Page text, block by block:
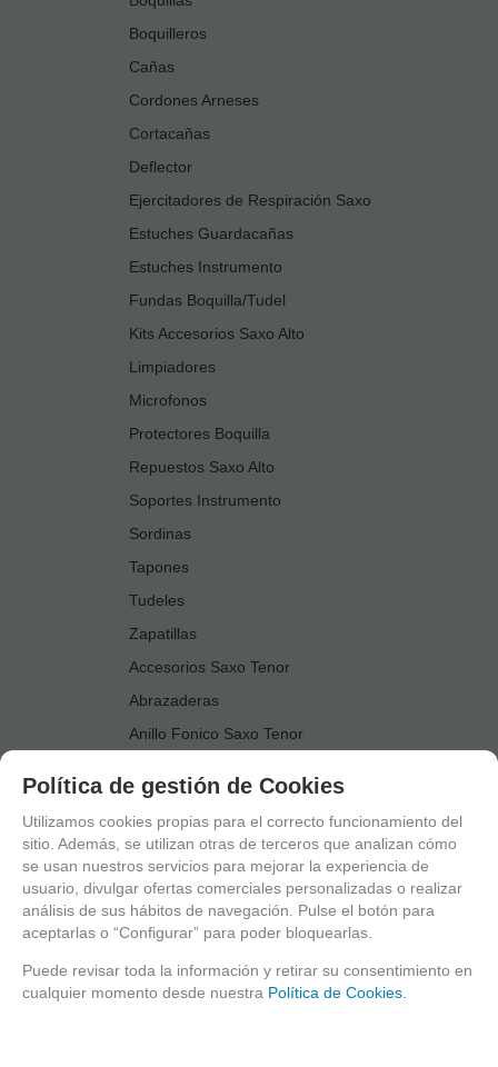
Boquilleros
Cañas
Cordones Arneses
Cortacañas
Deflector
Ejercitadores de Respiración Saxo
Estuches Guardacañas
Estuches Instrumento
Fundas Boquilla/Tudel
Kits Accesorios Saxo Alto
Limpiadores
Microfonos
Protectores Boquilla
Repuestos Saxo Alto
Soportes Instrumento
Sordinas
Tapones
Tudeles
Zapatillas
Accesorios Saxo Tenor
Abrazaderas
Anillo Fonico Saxo Tenor
Boquillas
Boquilleros
Cañas
Cortacañas
Deflector Saxo Tenor
Estuches Guardacañas
Política de gestión de Cookies
Utilizamos cookies propias para el correcto funcionamiento del
sitio. Además, se utilizan otras de terceros que analizan cómo
se usan nuestros servicios para mejorar la experiencia de
usuario, divulgar ofertas comerciales personalizadas o realizar
análisis de sus hábitos de navegación. Pulse el botón para
aceptarlas o “Configurar” para poder bloquearlas.
Puede revisar toda la información y retirar su consentimiento en
cualquier momento desde nuestra Política de Cookies.